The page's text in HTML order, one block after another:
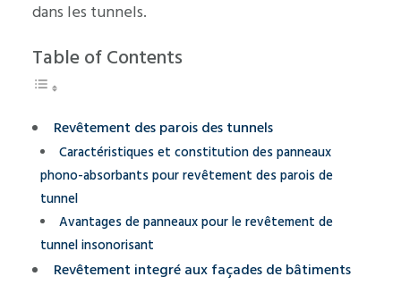
dans les tunnels.
Table of Contents
Revêtement des parois des tunnels
Caractéristiques et constitution des panneaux
phono-absorbants pour revêtement des parois de
tunnel
Avantages de panneaux pour le revêtement de
tunnel insonorisant
Revêtement integré aux façades de bâtiments